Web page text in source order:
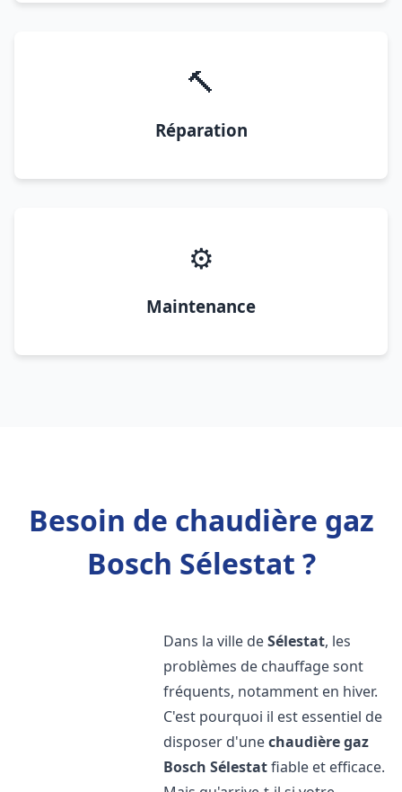
🔨
Réparation
⚙️
Maintenance
Besoin de chaudière gaz
Bosch Sélestat ?
Dans la ville deSélestat, les
problèmes de chauffage sont
fréquents, notamment en hiver.
C'est pourquoi il est essentiel de
disposer d'unechaudière gaz
Bosch Sélestatfiable et efficace.